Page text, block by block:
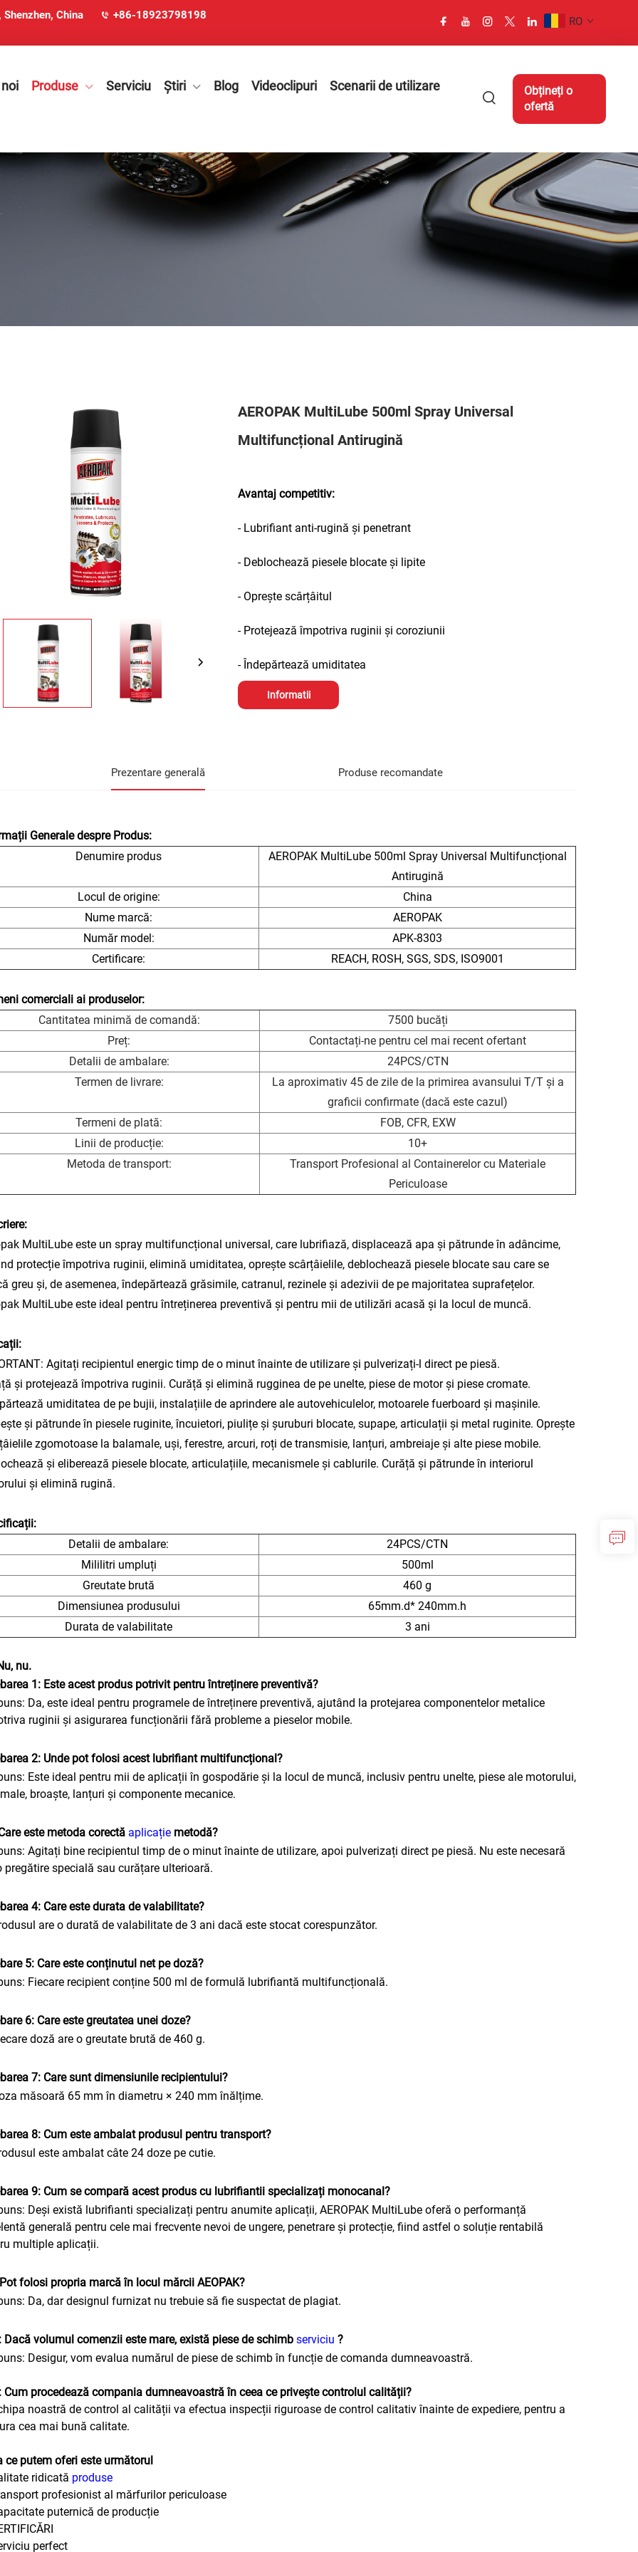
China +86-18923798198 RO
Produse Serviciu Știri Blog Videoclipuri Scenarii de utilizare
Obțineți o
ofertă
AEROPAK MultiLube 500ml Spray Universal
Multifuncțional Antirugină
Avantaj competitiv:
- Lubrifiant anti-rugină și penetrant
- Deblochează piesele blocate și lipite
- Oprește scârțâitul
- Protejează împotriva ruginii și coroziunii
- Îndepărtează umiditatea
Informatii
Prezentare generală Produse recomandate
Generale despre Produs:
Denumire produs
AEROPAK MultiLube 500ml Spray Universal Multifuncțional
Antirugină
Locul de origine:
China
Nume marcă:
AEROPAK
Număr model:
APK-8303
Certificare:
REACH, ROSH, SGS, SDS, ISO9001
comerciali ai produselor:
Cantitatea minimă de comandă:
7500 bucăți
Preț:
Contactați-ne pentru cel mai recent ofertant
Detalii de ambalare:
24PCS/CTN
Termen de livrare:
La aproximativ 45 de zile de la primirea avansului T/T și a
graficii confirmate (dacă este cazul)
Termeni de plată:
FOB, CFR, EXW
Linii de producție:
10+
Metoda de transport:
Transport Profesional al Containerelor cu Materiale
Periculoase
MultiLube este un spray multifuncțional universal, care lubrifiază, displacează apa și pătrunde în adâncime,
protecție împotriva ruginii, elimină umiditatea, oprește scârțâielile, deblochează piesele blocate sau care se
greu și, de asemenea, îndepărtează grăsimile, catranul, rezinele și adezivii de pe majoritatea suprafețelor.
MultiLube este ideal pentru întreținerea preventivă și pentru mii de utilizări acasă și la locul de muncă.
Agitați recipientul energic timp de o minut înainte de utilizare și pulverizați-l direct pe piesă.
și protejează împotriva ruginii. Curăță și elimină rugginea de pe unelte, piese de motor și piese cromate.
umiditatea de pe bujii, instalațiile de aprindere ale autovehiculelor, motoarele fuerboard și mașinile.
și pătrunde în piesele ruginite, încuietori, piulițe și șuruburi blocate, supape, articulații și metal ruginite. Oprește
zgomotoase la balamale, uși, ferestre, arcuri, roți de transmisie, lanțuri, ambreiaje și alte piese mobile.
și eliberează piesele blocate, articulațiile, mecanismele și cablurile. Curăță și pătrunde în interiorul
și elimină rugină.
Detalii de ambalare:
24PCS/CTN
Mililitri umpluți
500ml
Greutate brută
460 g
Dimensiunea produsului
65mm.d* 240mm.h
Durata de valabilitate
3 ani
nu.
1: Este acest produs potrivit pentru întreținere preventivă?
Da, este ideal pentru programele de întreținere preventivă, ajutând la protejarea componentelor metalice
ruginii și asigurarea funcționării fără probleme a pieselor mobile.
2: Unde pot folosi acest lubrifiant multifuncțional?
Este ideal pentru mii de aplicații în gospodărie și la locul de muncă, inclusiv pentru unelte, piese ale motorului,
broaște, lanțuri și componente mecanice.
este metoda corectă aplicație metodă?
Agitați bine recipientul timp de o minut înainte de utilizare, apoi pulverizați direct pe piesă. Nu este necesară
pregătire specială sau curățare ulterioară.
4: Care este durata de valabilitate?
are o durată de valabilitate de 3 ani dacă este stocat corespunzător.
5: Care este conținutul net pe doză?
Fiecare recipient conține 500 ml de formulă lubrifiantă multifuncțională.
6: Care este greutatea unei doze?
doză are o greutate brută de 460 g.
7: Care sunt dimensiunile recipientului?
măsoară 65 mm în diametru × 240 mm înălțime.
8: Cum este ambalat produsul pentru transport?
este ambalat câte 24 doze pe cutie.
9: Cum se compară acest produs cu lubrifiantii specializați monocanal?
Deși există lubrifianti specializați pentru anumite aplicații, AEROPAK MultiLube oferă o performanță
generală pentru cele mai frecvente nevoi de ungere, penetrare și protecție, fiind astfel o soluție rentabilă
multiple aplicații.
folosi propria marcă în locul mărcii AEOPAK?
Da, dar designul furnizat nu trebuie să fie suspectat de plagiat.
Dacă volumul comenzii este mare, există piese de schimb serviciu ?
Desigur, vom evalua numărul de piese de schimb în funcție de comanda dumneavoastră.
Cum procedează compania dumneavoastră în ceea ce privește controlul calității?
noastră de control al calității va efectua inspecții riguroase de control calitativ înainte de expediere, pentru a
cea mai bună calitate.
ce putem oferi este următorul
ridicată produse
profesionist al mărfurilor periculoase
puternică de producție
perfect